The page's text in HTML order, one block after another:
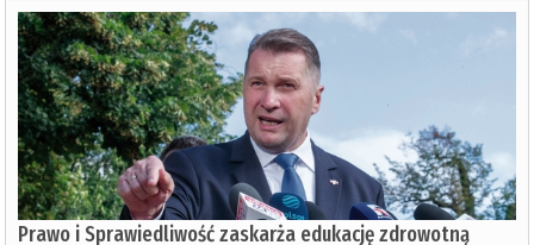
Prawo i Sprawiedliwość zaskarża edukację zdrowotną